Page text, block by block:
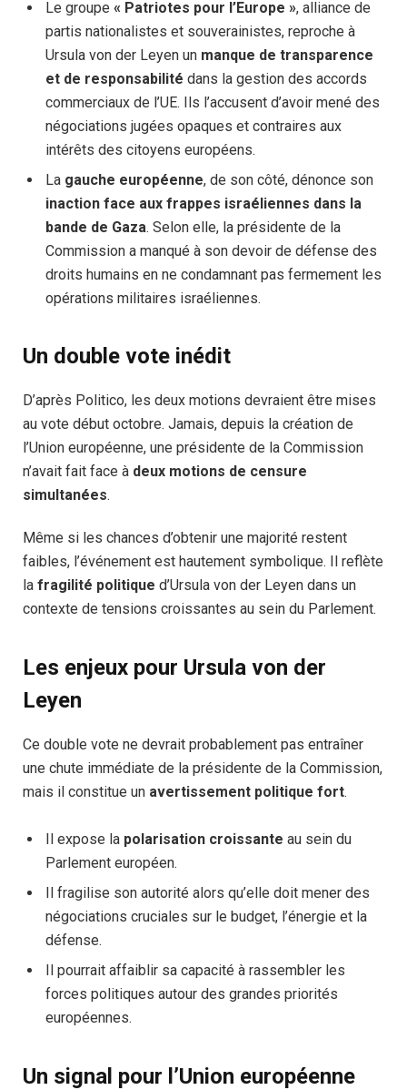
Le groupe « Patriotes pour l’Europe », alliance de
partis nationalistes et souverainistes, reproche à
Ursula von der Leyen un manque de transparence
et de responsabilité dans la gestion des accords
commerciaux de l’UE. Ils l’accusent d’avoir mené des
négociations jugées opaques et contraires aux
intérêts des citoyens européens.
La gauche européenne, de son côté, dénonce son
inaction face aux frappes israéliennes dans la
bande de Gaza. Selon elle, la présidente de la
Commission a manqué à son devoir de défense des
droits humains en ne condamnant pas fermement les
opérations militaires israéliennes.
Un double vote inédit
D’après Politico, les deux motions devraient être mises
au vote début octobre. Jamais, depuis la création de
l’Union européenne, une présidente de la Commission
n’avait fait face à deux motions de censure
simultanées.
Même si les chances d’obtenir une majorité restent
faibles, l’événement est hautement symbolique. Il reflète
la fragilité politique d’Ursula von der Leyen dans un
contexte de tensions croissantes au sein du Parlement.
Les enjeux pour Ursula von der
Leyen
Ce double vote ne devrait probablement pas entraîner
une chute immédiate de la présidente de la Commission,
mais il constitue un avertissement politique fort.
Il expose la polarisation croissante au sein du
Parlement européen.
Il fragilise son autorité alors qu’elle doit mener des
négociations cruciales sur le budget, l’énergie et la
défense.
Il pourrait affaiblir sa capacité à rassembler les
forces politiques autour des grandes priorités
européennes.
Un signal pour l’Union européenne